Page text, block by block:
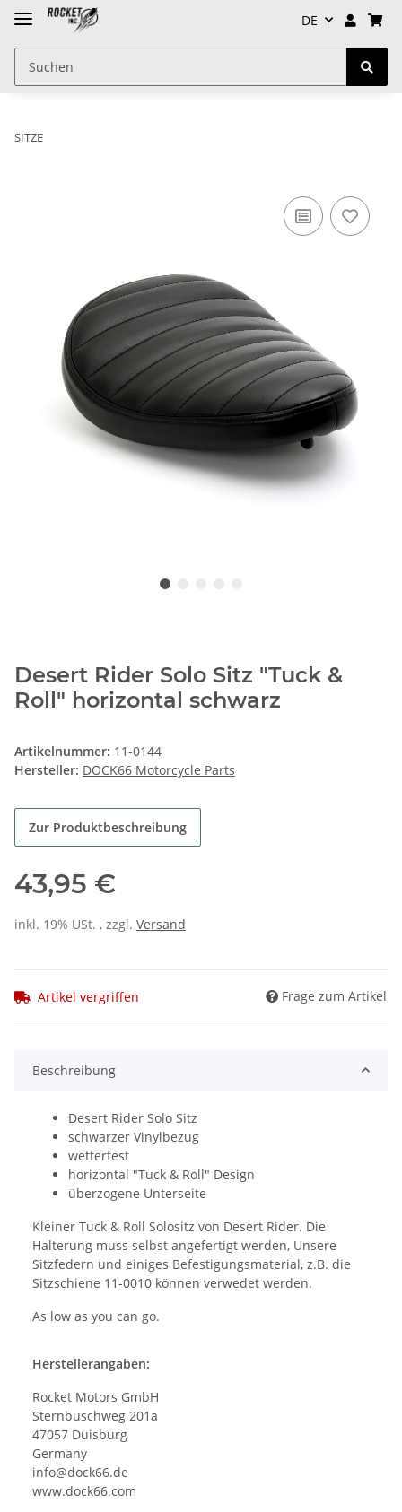
DE
SITZE
Desert Rider Solo Sitz "Tuck &
Roll" horizontal schwarz
Artikelnummer: 11-0144
Hersteller: DOCK66 Motorcycle Parts
Zur Produktbeschreibung
43,95 €
inkl. 19% USt. , zzgl. Versand
Artikel vergriffen Frage zum Artikel
Beschreibung
Desert Rider Solo Sitz
schwarzer Vinylbezug
wetterfest
horizontal "Tuck & Roll" Design
überzogene Unterseite
Kleiner Tuck & Roll Solositz von Desert Rider. Die
Halterung muss selbst angefertigt werden, Unsere
Sitzfedern und einiges Befestigungsmaterial, z.B. die
Sitzschiene 11-0010 können verwedet werden.
As low as you can go.
Herstellerangaben:
Rocket Motors GmbH
Sternbuschweg 201a
47057 Duisburg
Germany
info@dock66.de
www.dock66.com